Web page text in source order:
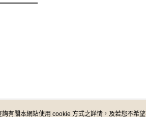
有關本網站使用 cookie 方式之詳情，及若您不希